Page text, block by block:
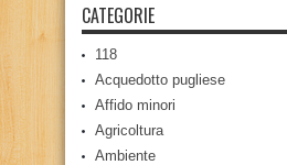
CATEGORIE
118
Acquedotto pugliese
Affido minori
Agricoltura
Ambiente